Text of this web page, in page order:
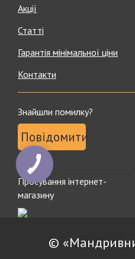
Акції
Статті
Гарантія мінімальної ціни
Контакти
Знайшли помилку?
Повідомити
Просування інтернет-
магазину
©
КНОПКА
ЗВ'ЯЗКУ